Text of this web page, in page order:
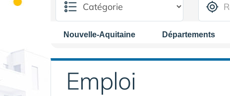
Nouvelle-Aquitaine Départements
Emploi